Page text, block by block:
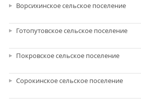
Ворсихинское сельское поселение
Готопутовское сельское поселение
Покровское сельское поселение
Сорокинское сельское поселение